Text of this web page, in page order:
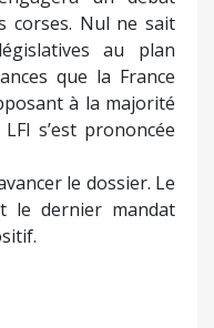
corses. Nul ne sait
au plan
que la France
à la majorité
s’est prononcée
le dossier. Le
le dernier mandat